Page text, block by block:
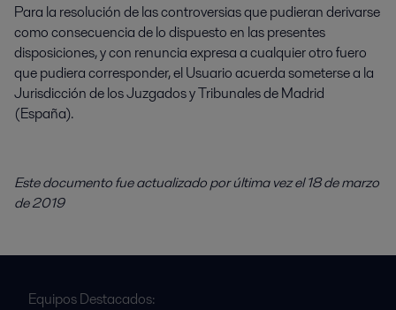
Para la resolución de las controversias que pudieran derivarse
como consecuencia de lo dispuesto en las presentes
disposiciones, y con renuncia expresa a cualquier otro fuero
que pudiera corresponder, el Usuario acuerda someterse a la
Jurisdicción de los Juzgados y Tribunales de Madrid
(España).
Este documento fue actualizado por última vez el18 de marzo
de 2019
Equipos Destacados: